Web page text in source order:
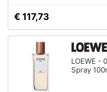
€ 117,73
LOEWE -
Spray